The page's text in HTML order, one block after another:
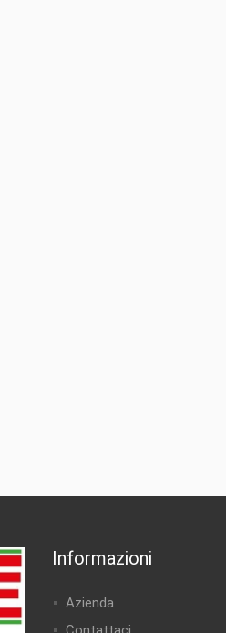
Informazioni
Azienda